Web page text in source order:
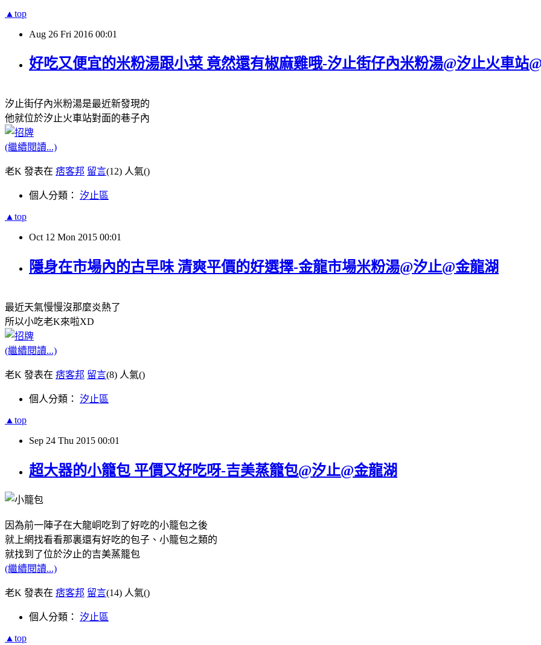
▲top
Aug 26 Fri 2016 00:01
好吃又便宜的米粉湯跟小菜 竟然還有椒麻雞哦-汐止街仔內米粉湯@汐止火車站
汐止街仔內米粉湯是最近新發現的
他就位於汐止火車站對面的巷子內
(繼續閱讀...)
老K 發表在 痞客邦 留言(12) 人氣()
個人分類： 汐止區
▲top
Oct 12 Mon 2015 00:01
隱身在市場內的古早味 清爽平價的好選擇-金龍市場米粉湯@汐止@金龍湖
最近天氣慢慢沒那麼炎熱了
所以小吃老K來啦XD
(繼續閱讀...)
老K 發表在 痞客邦 留言(8) 人氣()
個人分類： 汐止區
▲top
Sep 24 Thu 2015 00:01
超大器的小籠包 平價又好吃呀-吉美蒸籠包@汐止@金龍湖
因為前一陣子在大龍峒吃到了好吃的小籠包之後
就上網找看看那裏還有好吃的包子、小籠包之類的
就找到了位於汐止的吉美蒸籠包
(繼續閱讀...)
老K 發表在 痞客邦 留言(14) 人氣()
個人分類： 汐止區
▲top